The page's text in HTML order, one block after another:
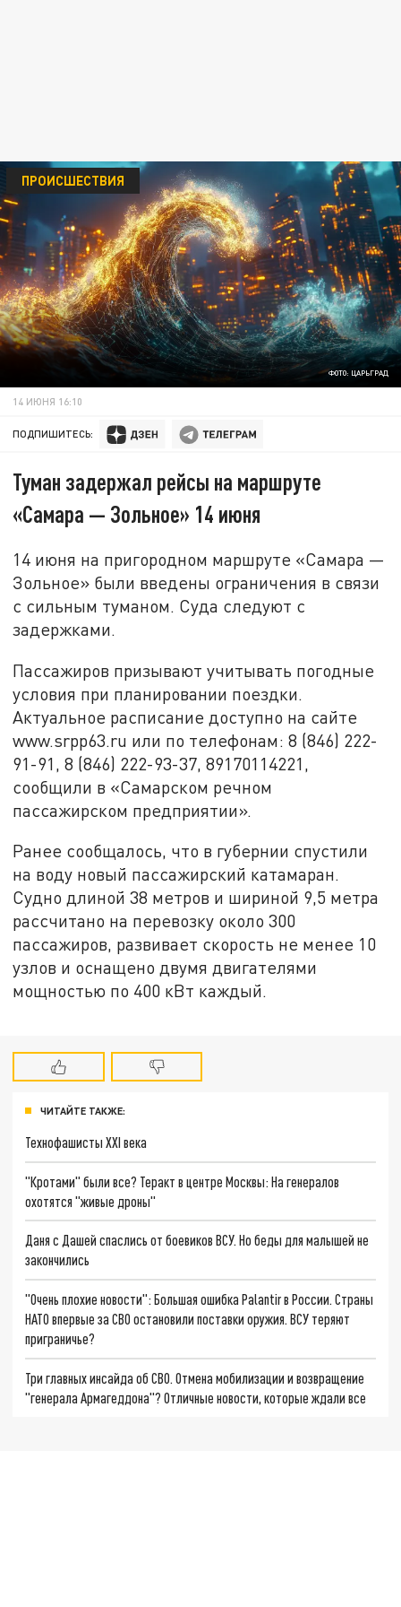
ФОТО: ЦАРЬГРАД
ПРОИСШЕСТВИЯ
14 ИЮНЯ 16:10
ПОДПИШИТЕСЬ:
Туман задержал рейсы на маршруте
«Самара — Зольное» 14 июня
14 июня на пригородном маршруте «Самара —
Зольное» были введены ограничения в связи
с сильным туманом. Суда следуют с
задержками.
Пассажиров призывают учитывать погодные
условия при планировании поездки.
Актуальное расписание доступно на сайте
www.srpp63.ru или по телефонам: 8 (846) 222-
91-91, 8 (846) 222-93-37, 89170114221,
сообщили в «Самарском речном
пассажирском предприятии».
Ранее сообщалось, что в губернии спустили
на воду новый пассажирский катамаран.
Судно длиной 38 метров и шириной 9,5 метра
рассчитано на перевозку около 300
пассажиров, развивает скорость не менее 10
узлов и оснащено двумя двигателями
мощностью по 400 кВт каждый.
ЧИТАЙТЕ ТАКЖЕ:
Технофашисты XXI века
"Кротами" были все? Теракт в центре Москвы: На генералов
охотятся "живые дроны"
Даня с Дашей спаслись от боевиков ВСУ. Но беды для малышей не
закончились
"Очень плохие новости": Большая ошибка Palantir в России. Страны
НАТО впервые за СВО остановили поставки оружия. ВСУ теряют
приграничье?
Три главных инсайда об СВО. Отмена мобилизации и возвращение
"генерала Армагеддона"? Отличные новости, которые ждали все